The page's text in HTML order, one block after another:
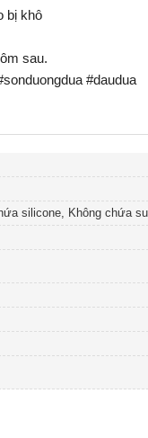
bị khô
sau.
#daudua
silicone, Không chứa